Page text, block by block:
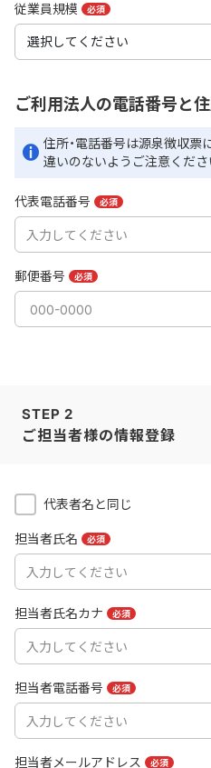
従業員規模 必須
選択してください
ご利用法人の電話番号と
住所・電話番号は源泉徴収票
違いのないようご注意くださ
代表電話番号 必須
郵便番号 必須
STEP 2
ご担当者様の情報登録
代表者名と同じ
担当者氏名 必須
担当者氏名カナ 必須
担当者電話番号 必須
担当者メールアドレス 必須